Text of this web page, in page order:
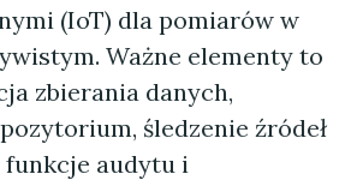
(IoT) dla pomiarów w
Ważne elementy to
zbierania danych,
śledzenie źródeł
funkcje audytu i